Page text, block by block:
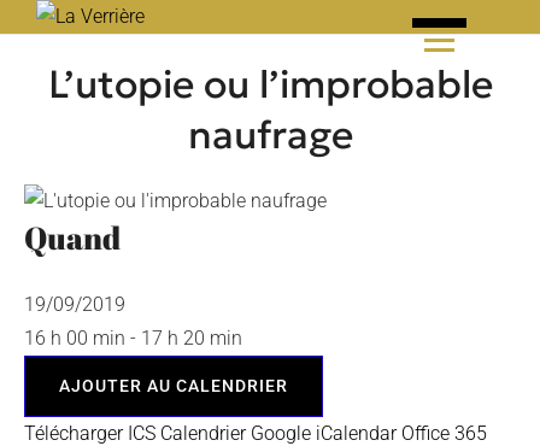
L’utopie ou l’improbable
naufrage
Quand
19/09/2019
16 h 00 min - 17 h 20 min
AJOUTER AU CALENDRIER
Télécharger ICS Calendrier Google iCalendar Office 365